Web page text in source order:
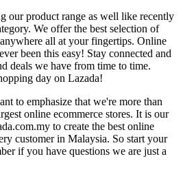
our product range as well like recently
We offer the best selection of
all at your fingertips. Online
been this easy! Stay connected and
deals we have from time to time.
day on Lazada!
to emphasize that we're more than
online ecommerce stores. It is our
to create the best online
customer in Malaysia. So start your
if you have questions we are just a